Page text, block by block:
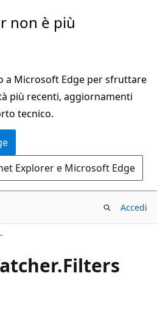
non è più
a Microsoft Edge per sfruttare
più recenti, aggiornamenti
tecnico.
Explorer e Microsoft Edge
Accedi
Filters